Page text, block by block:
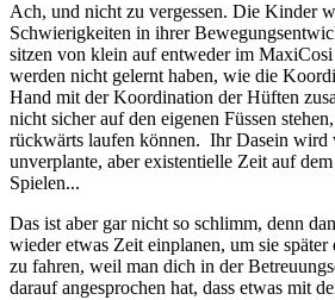
Ach, und nicht zu vergessen. Die Kinder
Schwierigkeiten in ihrer
sitzen von klein auf entweder im
werden nicht gelernt haben, wie die
Hand mit der Koordination der Hüften
nicht sicher auf den eigenen Füssen
rückwärts laufen können. Ihr Dasein wird
unverplante, aber existentielle Zeit auf
Spielen...
Das ist aber gar nicht so schlimm, denn
wieder etwas Zeit einplanen, um sie später
zu fahren, weil man dich in der
darauf angesprochen hat, dass etwas mit